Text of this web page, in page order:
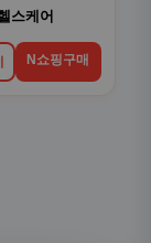
스케어
N쇼핑구매